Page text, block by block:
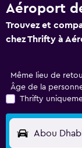
Aéroport
Trouvez et
chez Thrifty à
Même lieu de
Âge de la
Thrifty